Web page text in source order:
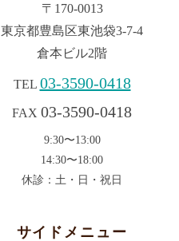
〒170-0013
東京都豊島区東池袋3-7-4
倉本ビル2階
TEL 03-3590-0418
FAX 03-3590-0418
9:30〜13:00
14:30〜18:00
休診：土・日・祝日
サイドメニュー